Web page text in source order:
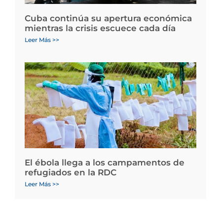
Cuba continúa su apertura económica
mientras la crisis escuece cada día
Leer Más >>
El ébola llega a los campamentos de
refugiados en la RDC
Leer Más >>